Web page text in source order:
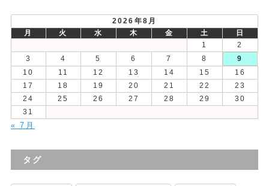
2026年8月
月
火 水 木 金 土
日
1
2
3
4 5 6 7 8
9
10
11 12 13 14 15
16
17
18 19 20 21 22
23
24
25 26 27 28 29
30
31
« 7月
タグ